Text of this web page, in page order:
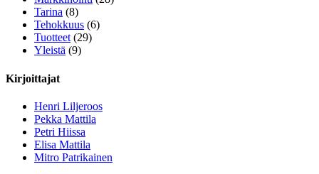
Tarina (8)
Tehokkuus (6)
Tuotteet(29)
Yleistä (9)
Kirjoittajat
Henri Liljeroos
Pekka Mattila
Petri Hiissa
Elisa Mattila
Mitro Patrikainen